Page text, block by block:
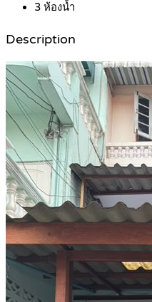
3 ห้องน้ำ
Description